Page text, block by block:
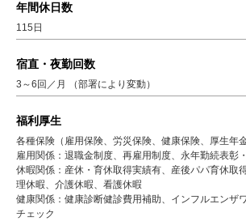
年間休日数
115日
宿直・夜勤回数
3～6回／月 （部署により変動）
福利厚生
各種保険（雇用保険、労災保険、健康保険、厚生年金
雇用関係：退職金制度、再雇用制度、永年勤続表彰
休暇関係：産休・育休取得実績有、産後パパ育休取
理休暇、介護休暇、看護休暇
健康関係：健康診断健診費用補助、インフルエンザ
チェック